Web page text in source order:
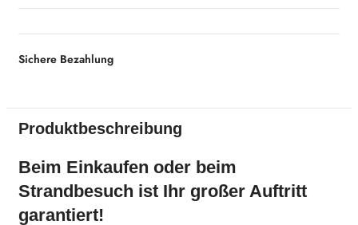
Sichere Bezahlung
Produktbeschreibung
Beim Einkaufen oder beim
Strandbesuch ist Ihr großer Auftritt
garantiert!